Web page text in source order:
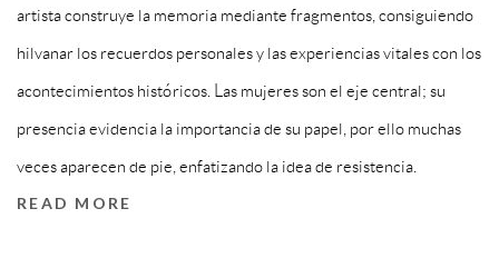
artista construye la memoria mediante fragmentos, consiguiendo
hilvanar los recuerdos personales y las experiencias vitales con los
acontecimientos históricos. Las mujeres son el eje central; su
presencia evidencia la importancia de su papel, por ello muchas
veces aparecen de pie, enfatizando la idea de resistencia.
READ MORE